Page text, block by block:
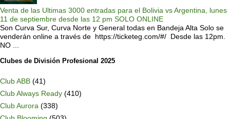
Venta de las Ultimas 3000 entradas para el Bolivia vs Argentina, lunes
11 de septiembre desde las 12 pm SOLO ONLINE
Son Curva Sur, Curva Norte y General todas en Bandeja Alta Solo se
venderán online a través de https://ticketeg.com/#/ Desde las 12pm.
NO ...
Clubes de División Profesional 2025
Club ABB (41)
Club Always Ready (410)
Club Aurora (338)